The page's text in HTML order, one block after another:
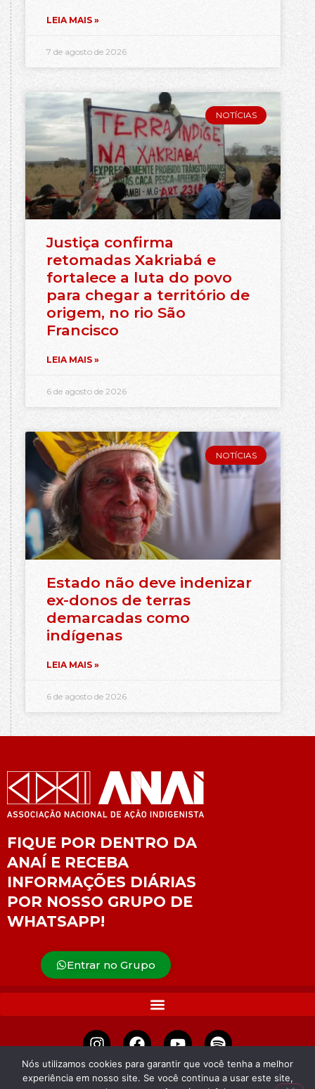
LEIA MAIS »
7 de agosto de 2026
NOTÍCIAS
Justiça confirma
retomadas Xakriabá e
fortalece a luta do povo
para chegar a território de
origem, no rio São
Francisco
LEIA MAIS »
6 de agosto de 2026
NOTÍCIAS
Estado não deve indenizar
ex-donos de terras
demarcadas como
indígenas
LEIA MAIS »
6 de agosto de 2026
FIQUE POR DENTRO DA
ANAÍ E RECEBA
INFORMAÇÕES DIÁRIAS
POR NOSSO GRUPO DE
WHATSAPP!
Entrar no Grupo
Nós utilizamos cookies para garantir que você tenha a melhor
experiência em nosso site. Se você continua a usar este site,